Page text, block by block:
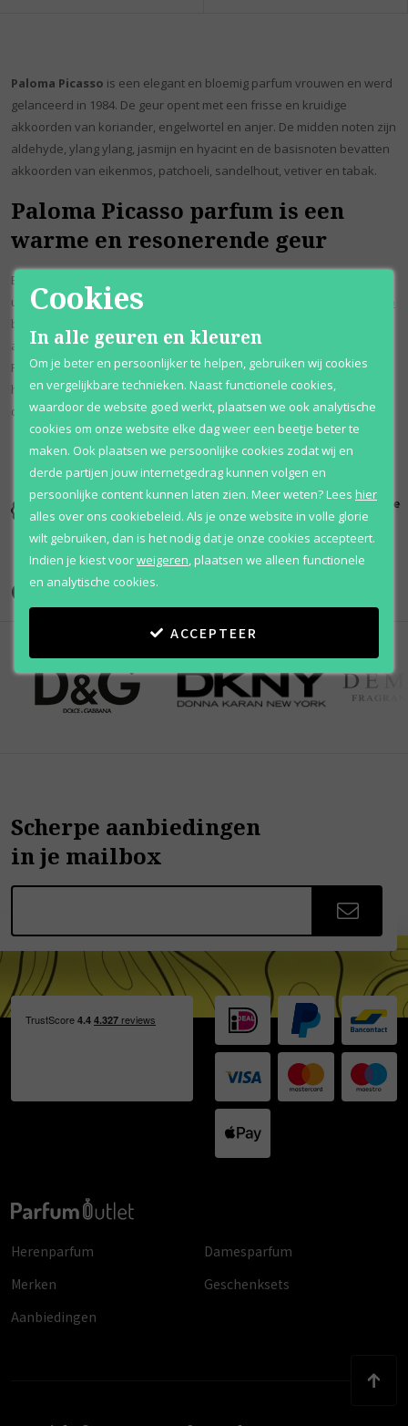
Paloma Picasso is een elegant en bloemig parfum vrouwen en werd
gelanceerd in 1984. De geur opent met een frisse en kruidige
akkoorden van koriander, engelwortel en anjer. De midden noten zijn
aldehyde, ylang ylang, jasmijn en hyacint en de basisnoten bevatten
akkoorden van eikenmos, patchoeli, sandelhout, vetiver en tabak.
Paloma Picasso parfum is een
warme en resonerende geur
Een warme en resonerende geur voor vrouwen die casual verfijning
uitstraalt voor de avond, Paloma Picasso-parfum van
Paloma Picasso
biedt een verleidelijk en exotisch boeket voor de vrouw die de
aandacht wil trekken. De geur werd geïntroduceerd door Paloma
Picasso in 1984. Het combineert rijke, aantrekkelijke bloemen met
hout en citrus. Het is een uitstekende keuze voor de actieve vrouw
die overal een leuke en stijlvolle indruk wil maken.
Kortingen
tot wel 70%
Al 12 jaar
voordelig
100% originele
parfums
Onze merken
Scherpe aanbiedingen
in je mailbox
Herenparfum
Damesparfum
Merken
Geschenksets
Aanbiedingen
Cookies
In alle geuren en kleuren
Om je beter en persoonlijker te helpen, gebruiken wij cookies
en vergelijkbare technieken. Naast functionele cookies,
waardoor de website goed werkt, plaatsen we ook analytische
cookies om onze website elke dag weer een beetje beter te
maken. Ook plaatsen we persoonlijke cookies zodat wij en
derde partijen jouw internetgedrag kunnen volgen en
persoonlijke content kunnen laten zien. Meer weten?Lees hier
alles over ons cookiebeleid. Als je onze website in volle glorie
wilt gebruiken, dan is het nodig dat je onze cookies accepteert.
Indien je kiest voorweigeren plaatsen we alleen functionele
en analytische cookies.
ACCEPTEER